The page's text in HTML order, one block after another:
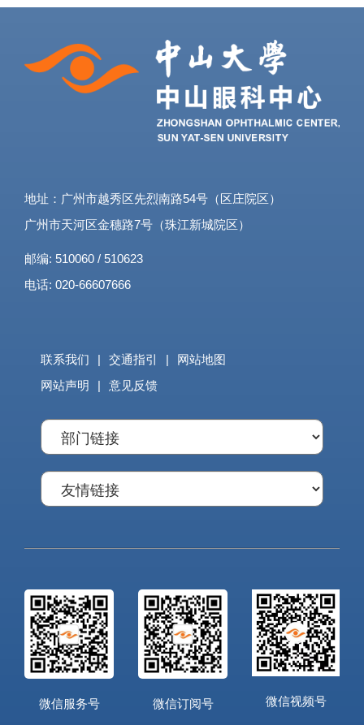
地址：广州市越秀区先烈南路54号（区庄院区）
广州市天河区金穗路7号（珠江新城院区）
邮编: 510060 / 510623
电话: 020-66607666
联系我们 | 交通指引 |
网站地图
网站声明
| 意见反馈
微信服务号 微信订阅号 微信视频号